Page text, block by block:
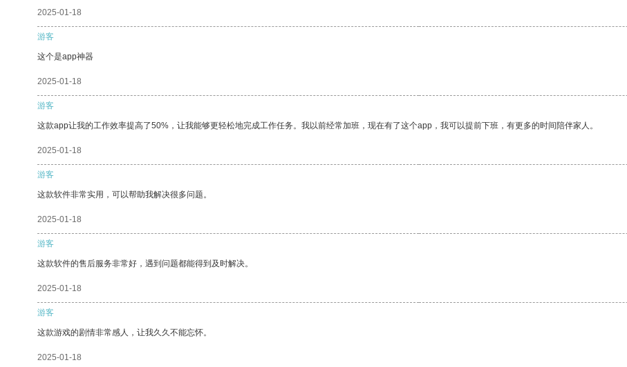
2025-01-18
游客
这个是app神器
2025-01-18
游客
这款app让我的工作效率提高了50%，让我能够更轻松地完成工作任务。我以前经常加班，现在有了这个app，我可以提前下班，有更多的时间陪伴家人。
2025-01-18
游客
这款软件非常实用，可以帮助我解决很多问题。
2025-01-18
游客
这款软件的售后服务非常好，遇到问题都能得到及时解决。
2025-01-18
游客
这款游戏的剧情非常感人，让我久久不能忘怀。
2025-01-18